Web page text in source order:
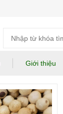
Giới thiệu